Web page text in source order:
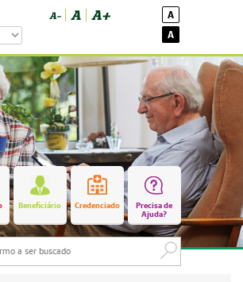
A- A A+
A
A
Beneficiário Credenciado
Precisa de
Ajuda?